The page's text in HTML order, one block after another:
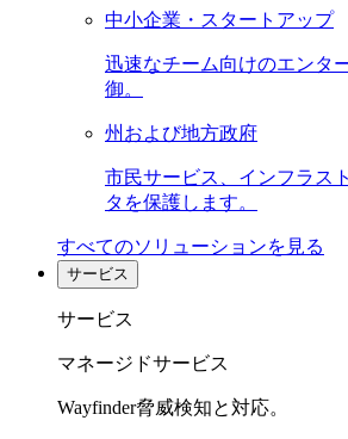
中小企業・スタートアップ
迅速なチーム向けのエンタ
御。
州および地方政府
市民サービス、インフラス
タを保護します。
すべてのソリューションを見る
サービス
サービス
マネージドサービス
Wayfinder脅威検知と対応。